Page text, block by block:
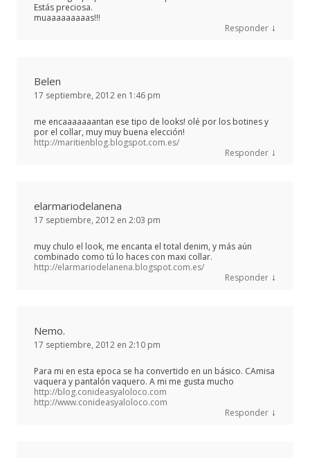
Estás preciosa.
muaaaaaaaaas!!!
Responder ↓
Belen
17 septiembre, 2012 en 1:46 pm
me encaaaaaaantan ese tipo de looks! olé por los botines y
por el collar, muy muy buena elección!
http://maritienblog.blogspot.com.es/
Responder ↓
elarmariodelanena
17 septiembre, 2012 en 2:03 pm
muy chulo el look, me encanta el total denim, y más aún
combinado como tú lo haces con maxi collar.
http://elarmariodelanena.blogspot.com.es/
Responder ↓
Nemo.
17 septiembre, 2012 en 2:10 pm
Para mi en esta epoca se ha convertido en un básico. CAmisa
vaquera y pantalón vaquero. A mi me gusta mucho
http://blog.conideasyaloloco.com
http://www.conideasyaloloco.com
Responder ↓